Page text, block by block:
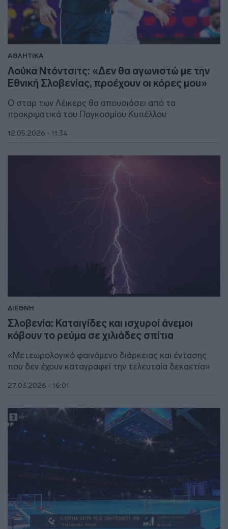
ΑΘΛΗΤΙΚΑ
Λούκα Ντόντσιτς: «Δεν θα αγωνιστώ με την
Εθνική Σλοβενίας, προέχουν οι κόρες μου»
Ο σταρ των Λέικερς θα απουσιάσει από τα
προκριματικά του Παγκοσμίου Κυπέλλου
12.05.2026 - 11:34
ΔΙΕΘΝΗ
Σλοβενία: Καταιγίδες και ισχυροί άνεμοι
κόβουν το ρεύμα σε χιλιάδες σπίτια
«Μετεωρολογικό φαινόμενο διάρκειας και έντασης
που δεν έχουν καταγραφεί την τελευταία δεκαετία»
27.03.2026 - 16:01